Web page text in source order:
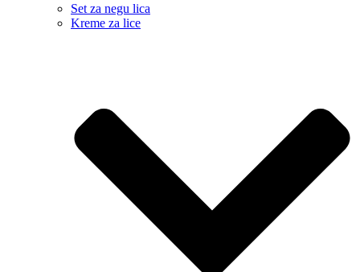
Set za negu lica
Kreme za lice